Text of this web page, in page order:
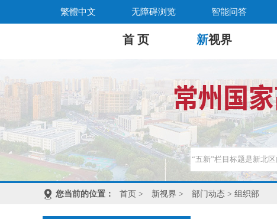
繁體中文 无障碍浏览 智能问答
首 页 新视界
您当前的位置： 首页 > 新视界 > 部门动态 > 组织部